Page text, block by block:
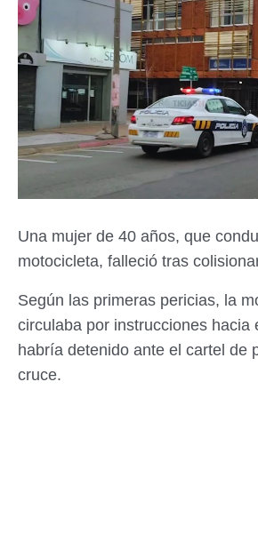
Una mujer de 40 años, que
motocicleta, falleció tras
Según las primeras pericias, la
circulaba por instrucciones hacia
habría detenido ante el cartel de
cruce.